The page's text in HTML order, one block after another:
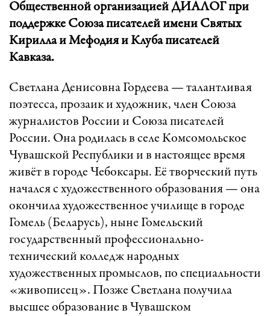
Общественной организацией ДИАЛОГ при
поддержке Союза писателей имени Святых
Кирилла и Мефодия и Клуба писателей
Кавказа.
Светлана Денисовна Гордеева — талантливая
поэтесса, прозаик и художник, член Союза
журналистов России и Союза писателей
России. Она родилась в селе Комсомольское
Чувашской Республики и в настоящее время
живёт в городе Чебоксары. Её творческий путь
начался с художественного образования — она
окончила художественное училище в городе
Гомель (Беларусь), ныне Гомельский
государственный профессионально-
технический колледж народных
художественных промыслов, по специальности
«живописец». Позже Светлана получила
высшее образование в Чувашском